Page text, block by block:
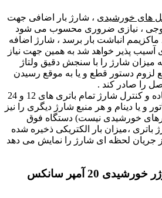
های خورشیدی ، شارژ بار اضافی جهت
خروجی ، نیازی ضروری محسوب می شود
انباشت بار برسد ، شارژ اضافه
آسیب پذیر خواهد شد به همین جهت نیاز
شارژ را با سنجش دقیق ولتاژ
لزوم دستور قطع و یا به موقع رسیدن
را صادر کند .
( این دستگاه قابلیت استفاده و کنترل شارژ تمام باتری های 12 و 24
و یا دینام و هر منبع شارژ دیگری را نیز
خورشیدی نیست) دستگاه فوق
،میزان بار الکتریکی ذخیره شده
لحظه ای شارژ را نمایش می دهد
مشخصات کنترل شارژر خورشیدی 20 آمپر سانکس